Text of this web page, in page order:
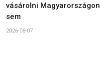
vásárolni Magyarországon
sem
2026-08-07